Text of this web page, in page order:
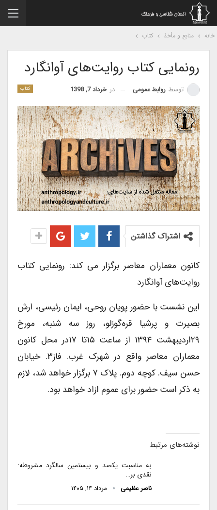
منابع و مأخذ کتاب
رونمایی کتاب روایت‌های آوانگارد
کتاب توسطروابط عمومی درخرداد 7, 1398
اشتراک گذاشتن
کانون معماران معاصر برگزار می کند: رونمایی کتاب
روایت‌های آوانگارد
این نشست با حضور پویان روحی، ایمان رئیسی، ارش
بصیرت و پرشیا قره‌گوزلو، روز سه شنبه، مورخ
۲۹اردیبهشت ۱۳۹۴ از ساعت ۱۵تا ۱۷در محل کانون
معماران معاصر واقع در شهرک غرب. فاز۳. خیابان
حسن سیف. کوچه دوم. پلاک ۷ برگزار خواهد شد، لازم
به ذکر است حضور برای عموم ازاد خواهد بود.
نوشته‌های مرتبط
به مناسبت یکصد و بیستمین سالگرد مشروطه:
نقدی بر…
ناصر عظیمی مرداد ۱۴, ۱۴۰۵